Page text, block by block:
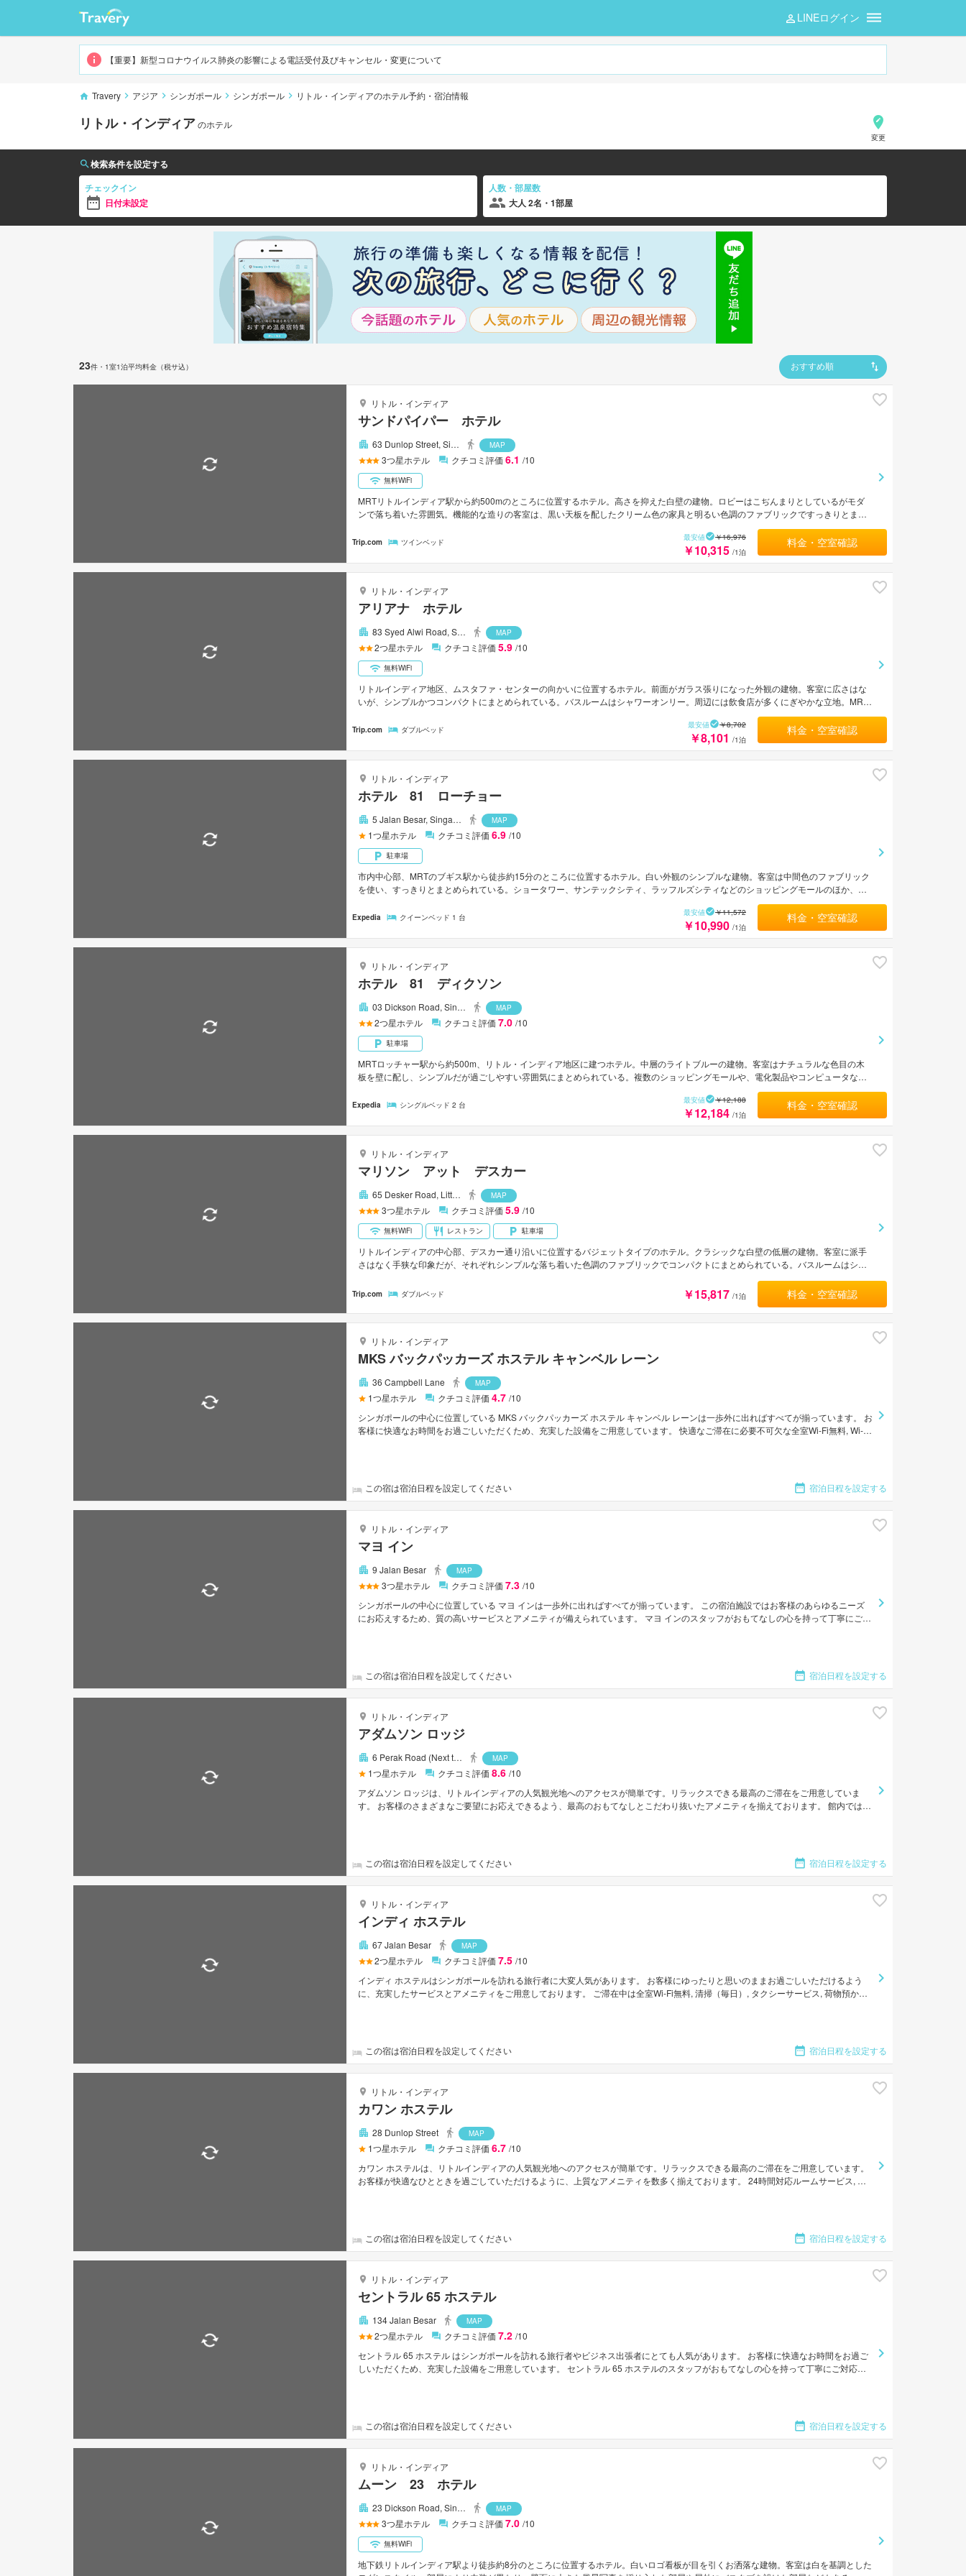
LINEログイン
【重要】新型コロナウイルス肺炎の影響による電話受付及びキャンセル・変更について
Travery アジア シンガポール シンガポール リトル・インディアのホテル予約・宿泊情報
リトル・インディアのホテル
変更
検索条件を設定する
チェックイン
日付未設定
人数・部屋数
大人 2名・1部屋
23件 ・1室1泊平均料金（税サ込） おすすめ順
リトル・インディア
サンドパイパー ホテル
63 Dunlop Street, Si… MAP
3つ星ホテル クチコミ評価 6.1 /10
無料WiFi
MRTリトルインディア駅から約500mのところに位置するホテル。高さを抑えた白壁の建物。ロビーはこぢんまりとしているがモダ
ンで落ち着いた雰囲気。機能的な造りの客室は、黒い天板を配したクリーム色の家具と明るい色調のファブリックですっきりとまと
められている。バスルームはシャワーオンリー。周辺はインド料理や中華レストランなどが点在する飲食に便利な立地。MRTブギス
駅から約700m。チャンギ国際空港から約20km。
Trip.com ツインベッド
最安値 ￥16,976
￥10,315 /1泊
料金・空室確認
リトル・インディア
アリアナ ホテル
83 Syed Alwi Road, S… MAP
2つ星ホテル クチコミ評価5.9 /10
無料WiFi
リトルインディア地区、ムスタファ・センターの向かいに位置するホテル。前面がガラス張りになった外観の建物。客室に広さはな
いが、シンプルかつコンパクトにまとめられている。バスルームはシャワーオンリー。周辺には飲食店が多くにぎやかな立地。MRT
Trip.com ダブルベッド
最安値 ￥8,702
￥8,101 /1泊
料金・空室確認
リトル・インディア
ホテル 81 ローチョー
5 Jalan Besar, Singa… MAP
1つ星ホテル クチコミ評価 6.9 /10
駐車場
市内中心部、MRTのブギス駅から徒歩約15分のところに位置するホテル。白い外観のシンプルな建物。客室は中間色のファブリック
を使い、すっきりとまとめられている。ショータワー、サンテックシティ、ラッフルズシティなどのショッピングモールのほか、シ
Expedia クイーンベッド 1 台
最安値 ￥11,572
￥10,990 /1泊
料金・空室確認
リトル・インディア
ホテル 81 ディクソン
03 Dickson Road, Sin… MAP
2つ星ホテル クチコミ評価7.0 /10
駐車場
MRTロッチャー駅から約500m、リトル・インディア地区に建つホテル。中層のライトブルーの建物。客室はナチュラルな色目の木
板を壁に配し、シンプルだが過ごしやすい雰囲気にまとめられている。複数のショッピングモールや、電化製品やコンピュータなど
を多く取り扱うシムリムスクエアなどが徒歩圏内にある。オーチャード通りへは車で約5分。チャンギ国際空港から約20km。
Expedia シングルベッド 2 台
最安値 ￥12,188
￥12,184 /1泊
料金・空室確認
リトル・インディア
マリソン アット デスカー
65 Desker Road, Litt… MAP
3つ星ホテル クチコミ評価 5.9 /10
無料WiFi レストラン 駐車場
リトルインディアの中心部、デスカー通り沿いに位置するバジェットタイプのホテル。クラシックな白壁の低層の建物。客室に派手
さはなく手狭な印象だが、それぞれシンプルな落ち着いた色調のファブリックでコンパクトにまとめられている。バスルームはシャ
ら約500m。チャンギ国際空港から約20km。
Trip.com ダブルベッド ￥15,817 /1泊 料金・空室確認
リトル・インディア
MKS バックパッカーズ ホステル キャンベル レーン
36 Campbell Lane MAP
1つ星ホテル クチコミ評価 4.7 /10
シンガポールの中心に位置している MKS バックパッカーズ ホステル キャンベル レーンは一歩外に出ればすべてが揃っています。 お
客様に快適なお時間をお過ごしいただくため、充実した設備をご用意しています。 快適なご滞在に必要不可欠な全室Wi-Fi無料, Wi-
最適です。
この宿は宿泊日程を設定してください 宿泊日程を設定する
リトル・インディア
マヨ イン
9 Jalan Besar MAP
3つ星ホテル クチコミ評価 7.3 /10
シンガポールの中心に位置している マヨ インは一歩外に出ればすべてが揃っています。 この宿泊施設ではお客様のあらゆるニーズ
にお応えするため、質の高いサービスとアメニティが備えられています。 マヨ インのスタッフがおもてなしの心を持って丁寧にご対
この宿は宿泊日程を設定してください
宿泊日程を設定する
リトル・インディア
アダムソン ロッジ
6 Perak Road (Next t… MAP
1つ星ホテル クチコミ評価 8.6 /10
アダムソン ロッジは、リトルインディアの人気観光地へのアクセスが簡単です。リラックスできる最高のご滞在をご用意していま
す。 お客様のさまざまなご要望にお応えできるよう、最高のおもてなしとこだわり抜いたアメニティを揃えております。 館内では、
ョンをご体験いただけます。 行き届いたサービスとプロフェッショナルな姿勢でアダムソン ロッジのスタッフがお客様のリクエスト
に応じてくれます。
この宿は宿泊日程を設定してください 宿泊日程を設定する
リトル・インディア
インディ ホステル
67 Jalan Besar MAP
2つ星ホテル クチコミ評価7.5 /10
インディ ホステルはシンガポールを訪れる旅行者に大変人気があります。 お客様にゆったりと思いのままお過ごしいただけるよう
に、充実したサービスとアメニティをご用意しております。 ご滞在中は全室Wi-Fi無料, 清掃（毎日）, タクシーサービス, 荷物預かり
この宿は宿泊日程を設定してください 宿泊日程を設定する
リトル・インディア
カワン ホステル
28 Dunlop Street MAP
1つ星ホテル クチコミ評価 6.7 /10
カワン ホステルは、リトルインディアの人気観光地へのアクセスが簡単です。リラックスできる最高のご滞在をご用意しています。
お客様が快適なひとときを過ごしていただけるように、上質なアメニティを数多く揃えております。 24時間対応ルームサービス, 全
す。 シンガポールを訪れる際には、カワン ホステルで素敵なお時間をお過ごしください。
この宿は宿泊日程を設定してください 宿泊日程を設定する
リトル・インディア
セントラル 65 ホステル
134 Jalan Besar MAP
2つ星ホテル クチコミ評価7.2 /10
セントラル 65 ホステル はシンガポールを訪れる旅行者やビジネス出張者にとても人気があります。 お客様に快適なお時間をお過ご
しいただくため、充実した設備をご用意しています。 セントラル 65 ホステルのスタッフがおもてなしの心を持って丁寧にご対応し
この宿は宿泊日程を設定してください
宿泊日程を設定する
リトル・インディア
ムーン 23 ホテル
23 Dickson Road, Sin… MAP
3つ星ホテル クチコミ評価 7.0 /10
無料WiFi
地下鉄リトルインディア駅より徒歩約8分のところに位置するホテル。白いロゴ看板が目を引くお洒落な建物。客室は白を基調とした